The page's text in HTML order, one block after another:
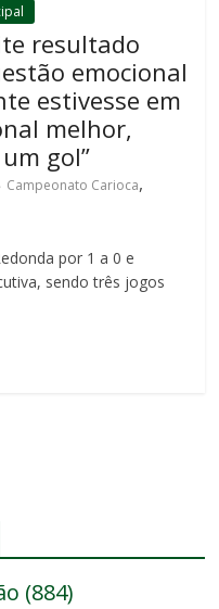
resultado
emocional
estivesse em
melhor,
gol”
Campeonato Carioca,
por 1 a 0 e
sendo três jogos
(884)